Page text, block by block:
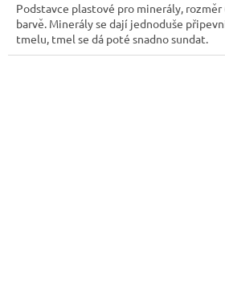
Podstavce plastové pro minerály, rozměr
barvě. Minerály se dají jednoduše
tmelu, tmel se dá poté snadno sundat.